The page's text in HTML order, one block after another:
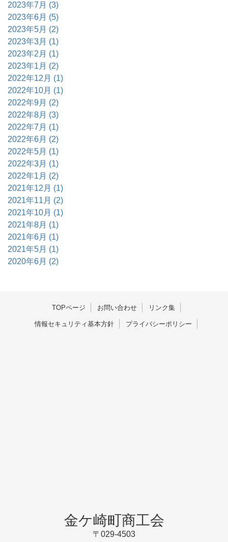
2023年7月 (3)
2023年6月 (5)
2023年5月 (2)
2023年3月 (1)
2023年2月 (1)
2023年1月 (2)
2022年12月 (1)
2022年10月 (1)
2022年9月 (2)
2022年8月 (3)
2022年7月 (1)
2022年6月 (2)
2022年5月 (1)
2022年3月 (1)
2022年1月 (2)
2021年12月 (1)
2021年11月 (2)
2021年10月 (1)
2021年8月 (1)
2021年6月 (1)
2021年5月 (1)
2020年6月 (2)
TOPページ お問い合わせ リンク集
情報セキュリティ基本方針 プライバシーポリシー
金ケ崎町商工会
〒029-4503